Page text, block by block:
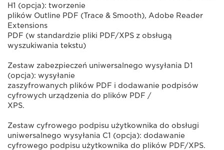
H1 (opcja): tworzenie
plików Outline PDF (Trace & Smooth), Adobe Reader
Extensions
PDF (w standardzie pliki PDF/XPS z obsługą
wyszukiwania tekstu)
Zestaw zabezpieczeń uniwersalnego wysyłania D1
(opcja): wysyłanie
zaszyfrowanych plików PDF i dodawanie podpisów
cyfrowych urządzenia do plików PDF /
XPS.
Zestaw cyfrowego podpisu użytkownika do obsługi
uniwersalnego wysyłania C1 (opcja): dodawanie
cyfrowego podpisu użytkownika do plików PDF/XPS.